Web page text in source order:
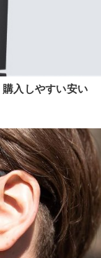
入しやすい安い